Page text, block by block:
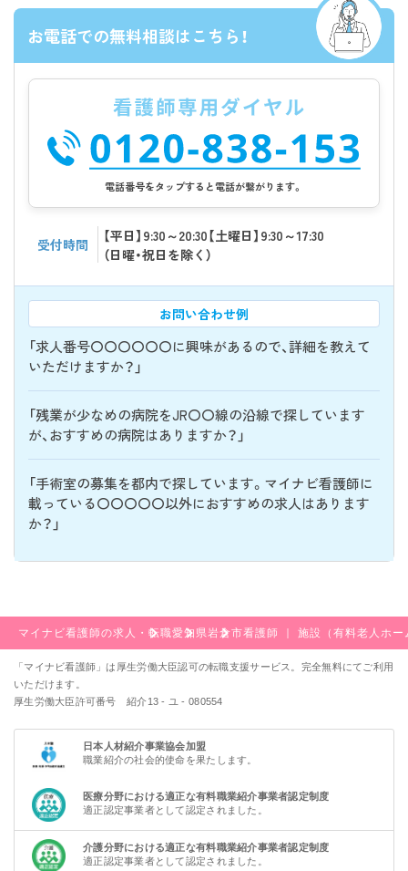
お電話での無料相談はこちら！
電話番号をタップすると電話が繋がります。
受付時間
【平日】9:30～20:30【土曜日】9:30～17:30
（日曜・祝日を除く）
お問い合わせ例
「求人番号〇〇〇〇〇〇に興味があるので、詳細を教えて
いただけますか？」
「残業が少なめの病院をJR〇〇線の沿線で探しています
が、おすすめの病院はありますか？」
「手術室の募集を都内で探しています。マイナビ看護師に
載っている〇〇〇〇〇以外におすすめの求人はあります
か？」
マイナビ看護師の求人・転職愛知県岩倉市看護師 ｜ 施設（有料老人ホ
「マイナビ看護師」は厚生労働大臣認可の転職支援サービス。完全無料にてご利用
いただけます。
厚生労働大臣許可番号 紹介13 - ユ - 080554
日本人材紹介事業協会加盟
職業紹介の社会的使命を果たします。
医療分野における適正な有料職業紹介事業者認定制度
適正認定事業者として認定されました。
介護分野における適正な有料職業紹介事業者認定制度
適正認定事業者として認定されました。